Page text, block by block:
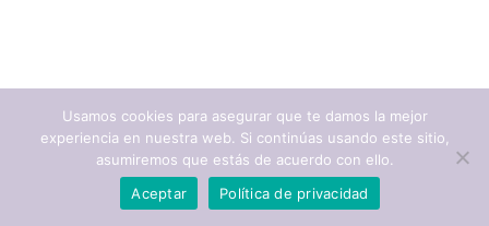
Usamos cookies para asegurar que te damos la mejor
experiencia en nuestra web. Si continúas usando este sitio,
asumiremos que estás de acuerdo con ello.
Aceptar
Política de privacidad